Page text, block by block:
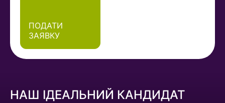
ПОДАТИ
ЗАЯВКУ
НАШ ІДЕАЛЬНИЙ КАНДИДАТ